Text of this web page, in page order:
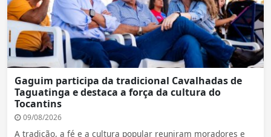
Gaguim participa da tradicional Cavalhadas de
Taguatinga e destaca a força da cultura do
Tocantins
09/08/2026
A tradição, a fé e a cultura popular reuniram moradores e